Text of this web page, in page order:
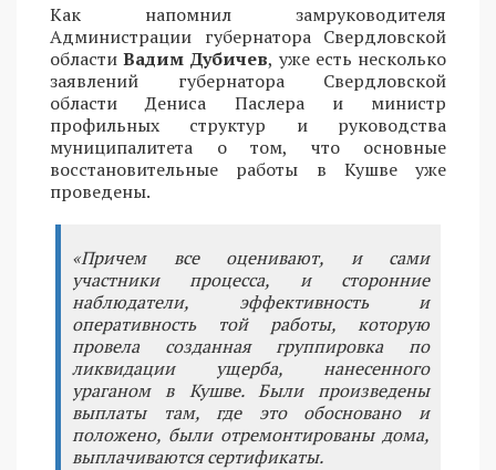
Как напомнил замруководителя
Администрации губернатора Свердловской
областиВадим Дубичев, уже есть несколько
заявлений губернатора Свердловской
области Дениса Паслера и министр
профильных структур и руководства
муниципалитета о том, что основные
восстановительные работы в Кушве уже
проведены.
«Причем все оценивают, и сами
участники процесса, и сторонние
наблюдатели, эффективность и
оперативность той работы, которую
провела созданная группировка по
ликвидации ущерба, нанесенного
ураганом в Кушве. Были произведены
выплаты там, где это обосновано и
положено, были отремонтированы дома,
выплачиваются сертификаты.